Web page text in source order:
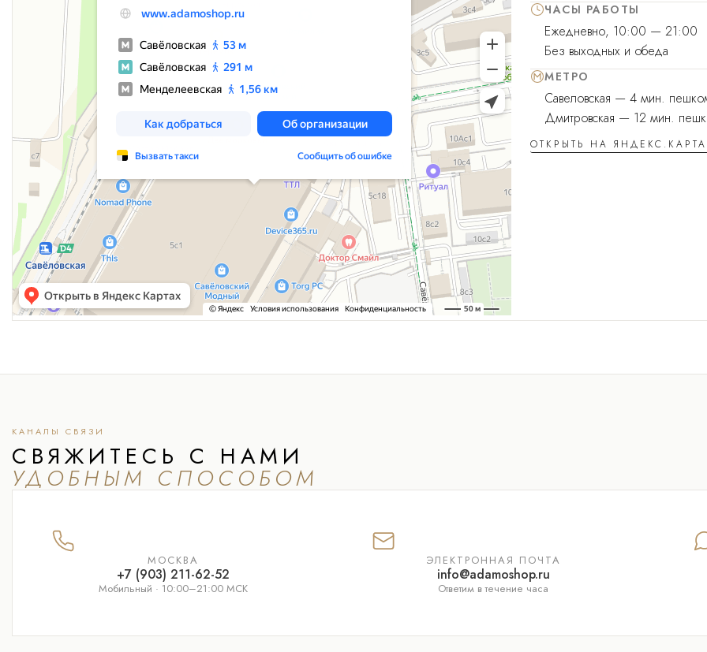
ЧАСЫ РАБОТЫ
Ежедневно, 10:00 — 21:00
Без выходных и обеда
МЕТРО
Савеловская — 4 мин.
Дмитровская — 12 мин.
ОТКРЫТЬ НА
КАНАЛЫ СВЯЗИ
СВЯЖИТЕСЬ С НАМИ
УДОБНЫМ СПОСОБОМ
МОСКВА
+7 (903) 211-62-52
Мобильный · 10:00–21:00 МСК
ЭЛЕКТРОННАЯ ПОЧТА
info@adamoshop.ru
Ответим в течение часа